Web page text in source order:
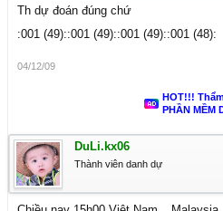
Th dự đoán đúng chứ
:001 (49)::001 (49)::001 (49)::001 (48):
04/12/09
HOT!!!
PHẦN MỀM
DuLi.kx06
Thành viên danh dự